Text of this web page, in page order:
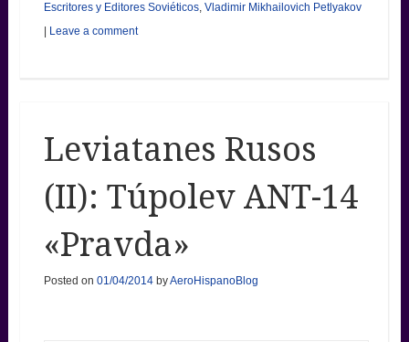
Escritores y Editores Soviéticos, Vladimir Mikhailovich Petlyakov
| Leave a comment
Leviatanes Rusos
(II): Túpolev ANT-14
«Pravda»
Posted on 01/04/2014byAeroHispanoBlog